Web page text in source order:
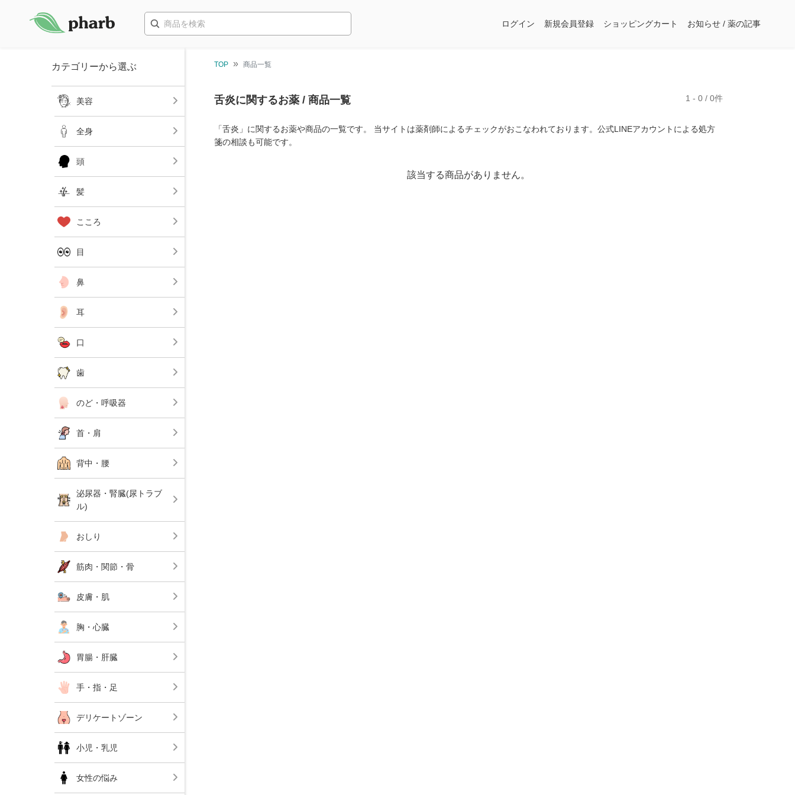
ログイン 新規会員登録 ショッピングカート お知らせ / 薬の記事
カテゴリーから選ぶ
美容
全身
頭
髪
こころ
目
鼻
耳
口
歯
のど・呼吸器
首・肩
背中・腰
泌尿器・腎臓(尿トラブ
ル)
おしり
筋肉・関節・骨
皮膚・肌
胸・心臓
胃腸・肝臓
手・指・足
デリケートゾーン
小児・乳児
女性の悩み
TOP 商品一覧
舌炎に関するお薬 / 商品一覧 1 - 0 / 0件
「舌炎」に関するお薬や商品の一覧です。 当サイトは薬剤師によるチェックがおこなわれております。公式LINEアカウントによる処方
箋の相談も可能です。
該当する商品がありません。